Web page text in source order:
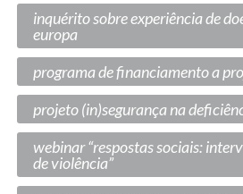
inquérito sobre experiência de
europa
programa de financiamento a
projeto (in)segurança na
webinar “respostas sociais:
de violência”